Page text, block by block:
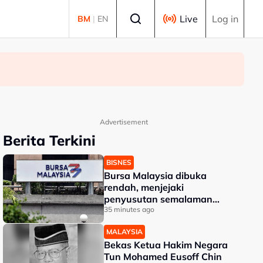
BM | EN Live Log in
Advertisement
Berita Terkini
BISNES
Bursa Malaysia dibuka
rendah, menjejaki
penyusutan semalaman
Wall Street
35 minutes ago
MALAYSIA
Bekas Ketua Hakim Negara
Tun Mohamed Eusoff Chin